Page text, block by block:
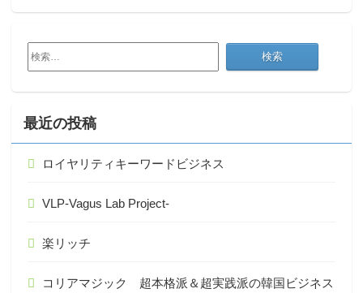
検
索:
最近の投稿
ロイヤリティキーワードビジネス
VLP-Vagus Lab Project-
楽リッチ
コリアマジック 超本格派＆超実践派の韓国ビジネス